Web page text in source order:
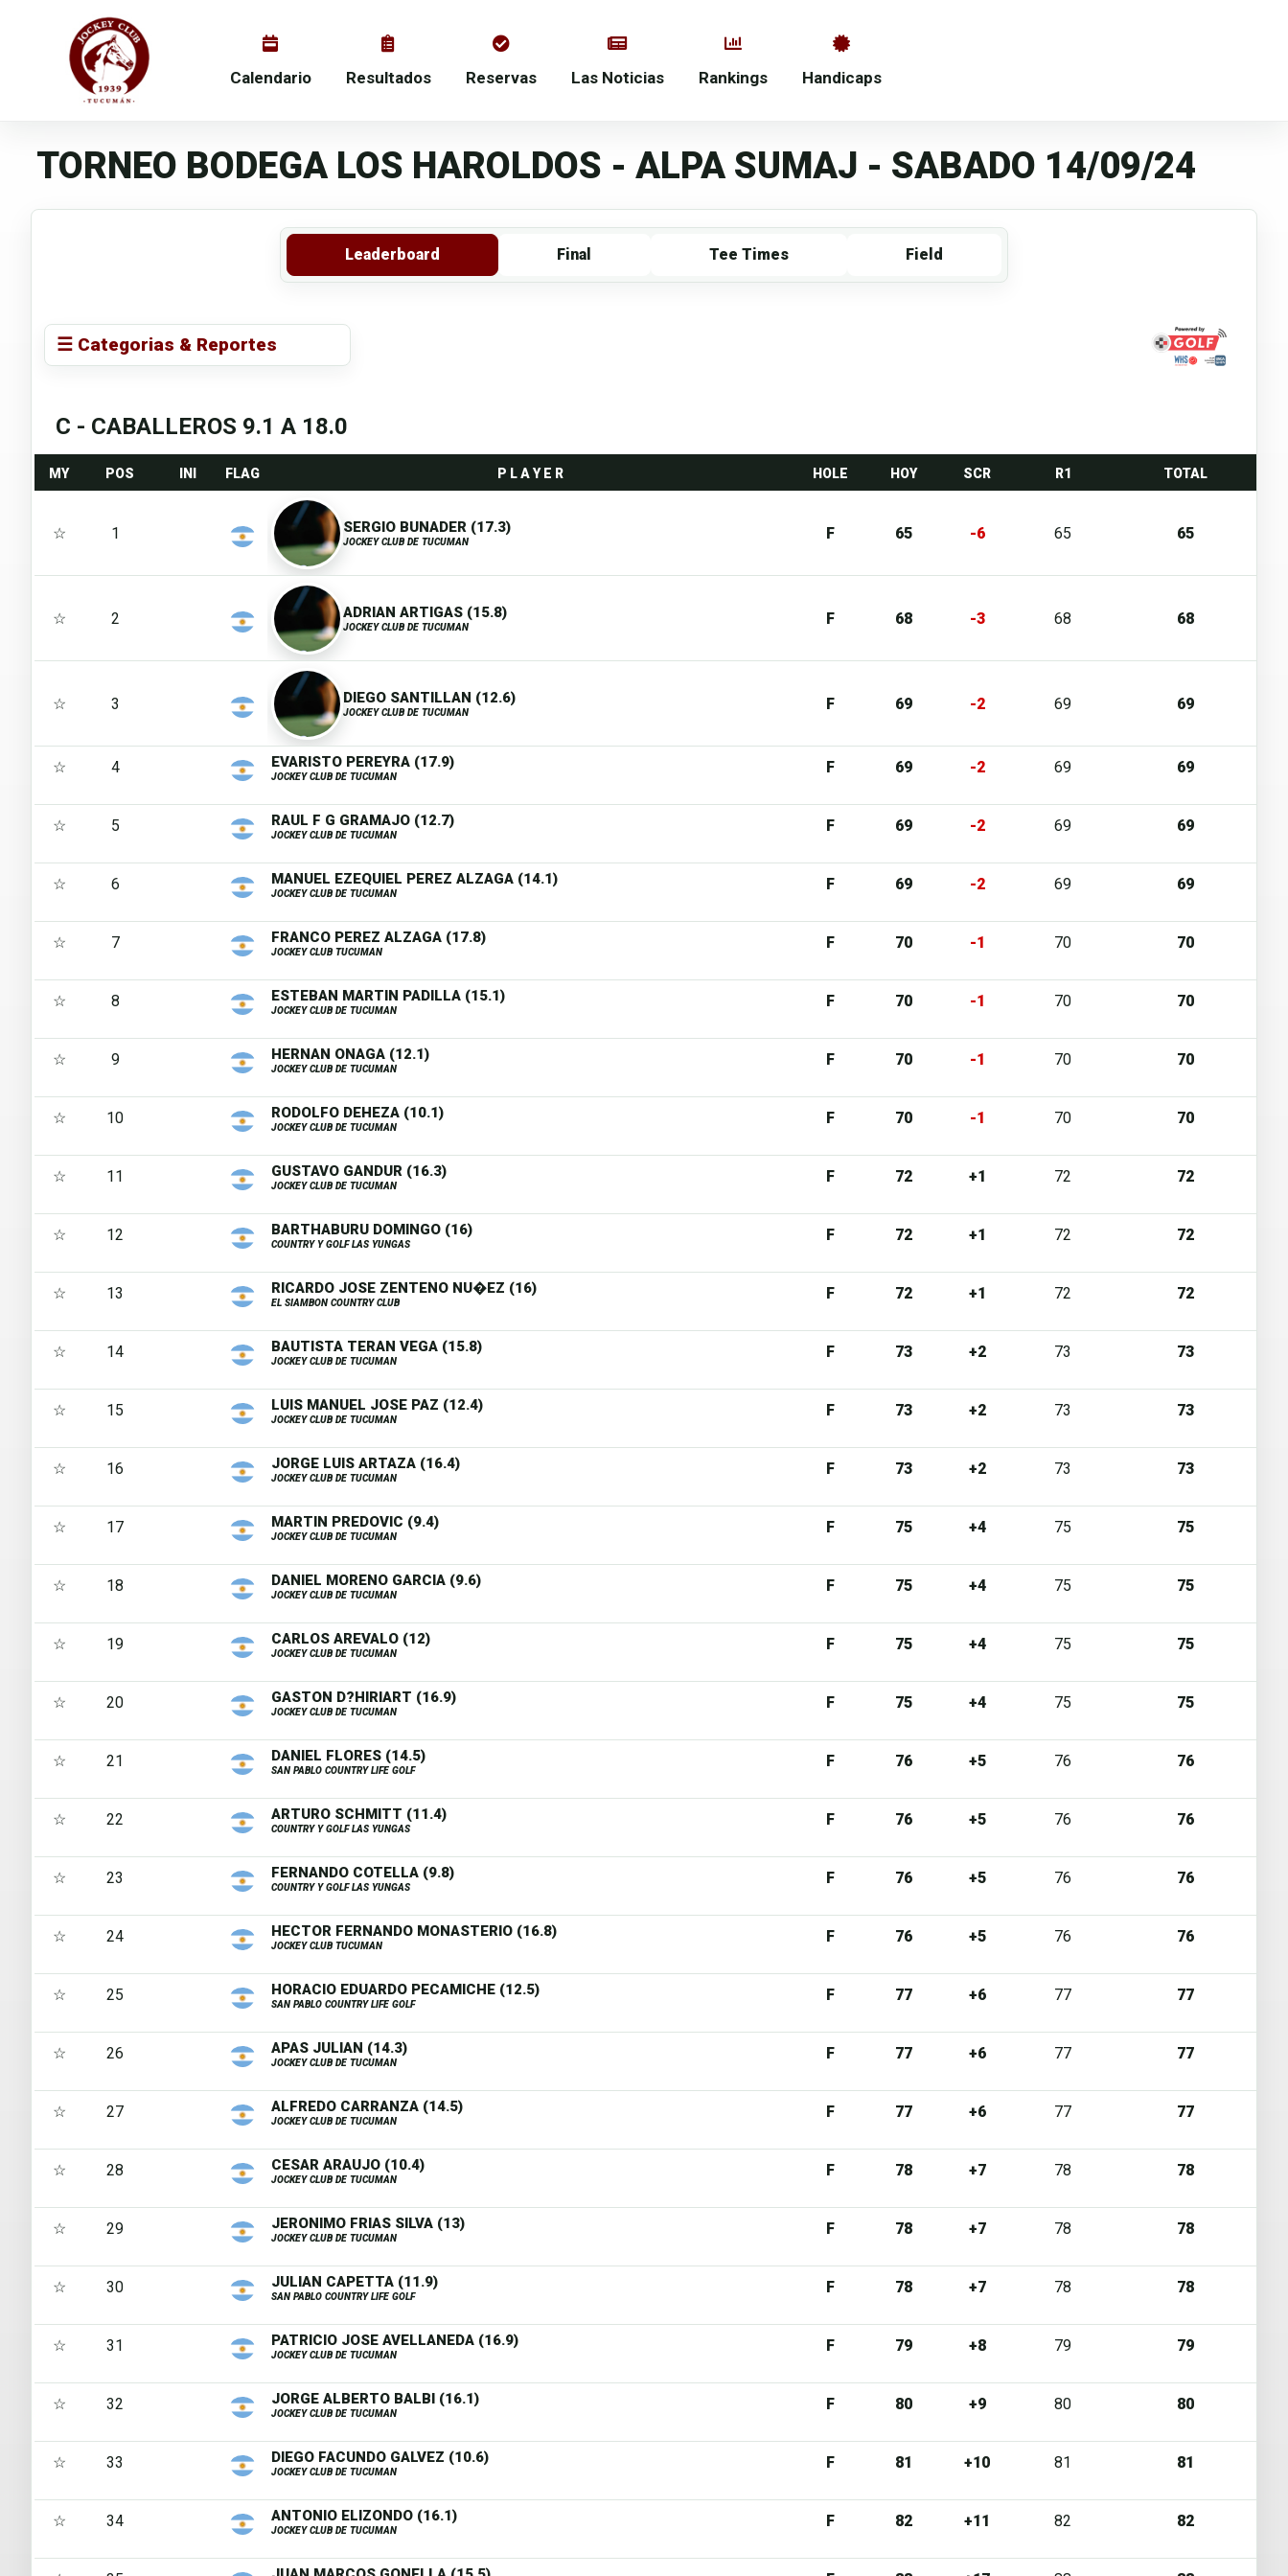
Calendario Resultados Reservas Las Noticias Rankings Handicaps
TORNEO BODEGA LOS HAROLDOS - ALPA SUMAJ - SABADO 14/09/24
Leaderboard Final Tee Times Field
☰ Categorias & Reportes
C - CABALLEROS 9.1 A 18.0
MY POS INI FLAG P L A Y E R HOLE HOY SCR R1 TOTAL
☆ 1 SERGIO BUNADER (17.3)
JOCKEY CLUB DE TUCUMAN F 65 -6 65 65
☆ 2 ADRIAN ARTIGAS (15.8)
JOCKEY CLUB DE TUCUMAN F 68 -3 68 68
☆ 3 DIEGO SANTILLAN (12.6)
JOCKEY CLUB DE TUCUMAN F 69 -2 69 69
☆ 4 EVARISTO PEREYRA (17.9)
JOCKEY CLUB DE TUCUMAN
F 69 -2 69 69
☆ 5 RAUL F G GRAMAJO (12.7)
JOCKEY CLUB DE TUCUMAN
F 69 -2 69 69
☆ 6 MANUEL EZEQUIEL PEREZ ALZAGA (14.1)
JOCKEY CLUB DE TUCUMAN
F 69 -2 69 69
☆ 7 FRANCO PEREZ ALZAGA (17.8)
JOCKEY CLUB TUCUMAN
F 70 -1 70 70
☆ 8 ESTEBAN MARTIN PADILLA (15.1)
JOCKEY CLUB DE TUCUMAN
F 70 -1 70 70
☆ 9 HERNAN ONAGA (12.1)
JOCKEY CLUB DE TUCUMAN
F 70 -1 70 70
☆ 10 RODOLFO DEHEZA (10.1)
JOCKEY CLUB DE TUCUMAN
F 70 -1 70 70
☆ 11 GUSTAVO GANDUR (16.3)
JOCKEY CLUB DE TUCUMAN
F 72 +1 72 72
☆ 12 BARTHABURU DOMINGO (16)
COUNTRY Y GOLF LAS YUNGAS
F 72 +1 72 72
☆ 13 RICARDO JOSE ZENTENO NU�EZ (16)
EL SIAMBON COUNTRY CLUB
F 72 +1 72 72
☆ 14 BAUTISTA TERAN VEGA (15.8)
JOCKEY CLUB DE TUCUMAN
F 73 +2 73 73
☆ 15 LUIS MANUEL JOSE PAZ (12.4)
JOCKEY CLUB DE TUCUMAN
F 73 +2 73 73
☆ 16 JORGE LUIS ARTAZA (16.4)
JOCKEY CLUB DE TUCUMAN
F 73 +2 73 73
☆ 17 MARTIN PREDOVIC (9.4)
JOCKEY CLUB DE TUCUMAN
F 75 +4 75 75
☆ 18 DANIEL MORENO GARCIA (9.6)
JOCKEY CLUB DE TUCUMAN
F 75 +4 75 75
☆ 19 CARLOS AREVALO (12)
JOCKEY CLUB DE TUCUMAN
F 75 +4 75 75
☆ 20 GASTON D?HIRIART (16.9)
JOCKEY CLUB DE TUCUMAN
F 75 +4 75 75
☆ 21 DANIEL FLORES (14.5)
SAN PABLO COUNTRY LIFE GOLF
F 76 +5 76 76
☆ 22 ARTURO SCHMITT (11.4)
COUNTRY Y GOLF LAS YUNGAS
F 76 +5 76 76
☆ 23 FERNANDO COTELLA (9.8)
COUNTRY Y GOLF LAS YUNGAS
F 76 +5 76 76
☆ 24 HECTOR FERNANDO MONASTERIO (16.8)
JOCKEY CLUB TUCUMAN
F 76 +5 76 76
☆ 25 HORACIO EDUARDO PECAMICHE (12.5)
SAN PABLO COUNTRY LIFE GOLF
F 77 +6 77 77
☆ 26 APAS JULIAN (14.3)
JOCKEY CLUB DE TUCUMAN
F 77 +6 77 77
☆ 27 ALFREDO CARRANZA (14.5)
JOCKEY CLUB DE TUCUMAN
F 77 +6 77 77
☆ 28 CESAR ARAUJO (10.4)
JOCKEY CLUB DE TUCUMAN
F 78 +7 78 78
☆ 29 JERONIMO FRIAS SILVA (13)
JOCKEY CLUB DE TUCUMAN
F 78 +7 78 78
☆ 30 JULIAN CAPETTA (11.9)
SAN PABLO COUNTRY LIFE GOLF
F 78 +7 78 78
☆ 31 PATRICIO JOSE AVELLANEDA (16.9)
JOCKEY CLUB DE TUCUMAN
F 79 +8 79 79
☆ 32 JORGE ALBERTO BALBI (16.1)
JOCKEY CLUB DE TUCUMAN
F 80 +9 80 80
☆ 33 DIEGO FACUNDO GALVEZ (10.6)
JOCKEY CLUB DE TUCUMAN
F 81 +10 81 81
☆ 34 ANTONIO ELIZONDO (16.1)
JOCKEY CLUB DE TUCUMAN
F 82 +11 82 82